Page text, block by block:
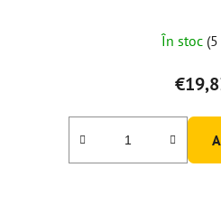
a
5,0
În stoc